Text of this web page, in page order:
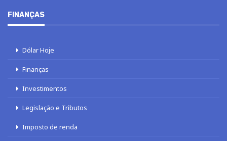
FINANÇAS
Dólar Hoje
Finanças
Investimentos
Legislação e Tributos
Imposto de renda